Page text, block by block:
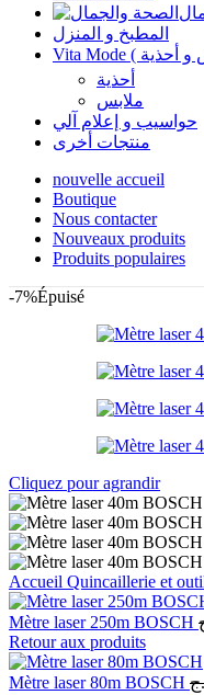
المطبخ و المنزل
أحذية
ملابس
حواسيب و إعلام آلي
منتجات أخرى
nouvelle accueil
Boutique
Nous contacter
Nouveaux produits
Produits populaires
-7%Épuisé
Cliquez pour agrandir
Accueil Quincaillerie et
Mètre laser 250m BOSCH
Retour aux produits
Mètre laser 80m BOSCH